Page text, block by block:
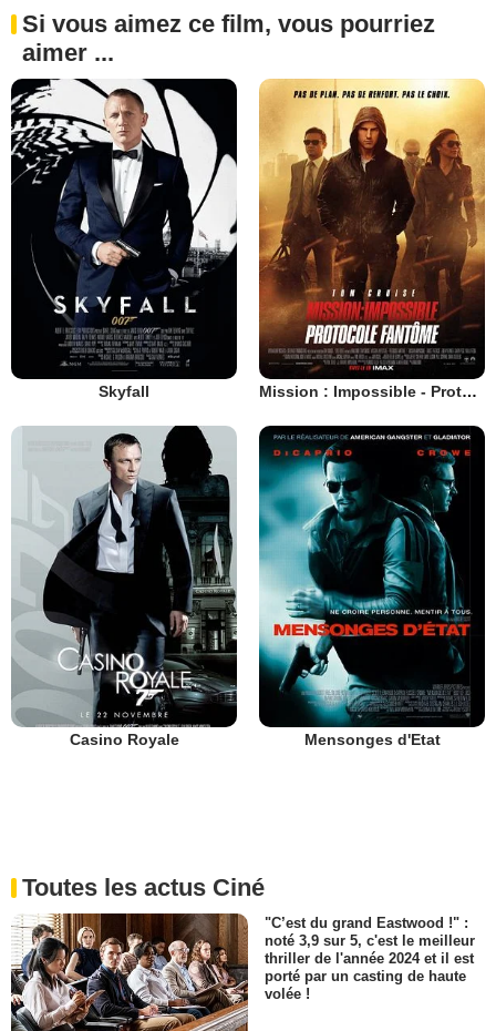
Si vous aimez ce film, vous pourriez
aimer ...
Skyfall Mission : Impossible - Protocole fantôme
Casino Royale Mensonges d'Etat
Toutes les actus Ciné
"C’est du grand Eastwood !" :
noté 3,9 sur 5, c'est le meilleur
thriller de l'année 2024 et il est
porté par un casting de haute
volée !